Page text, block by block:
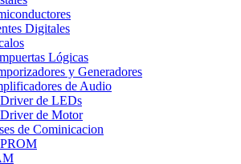
Digitales
Lógicas
y Generadores
de Audio
de LEDs
de Motor
de Cominicacion